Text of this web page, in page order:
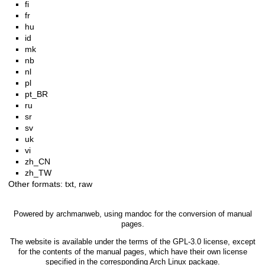
fi
fr
hu
id
mk
nb
nl
pl
pt_BR
ru
sr
sv
uk
vi
zh_CN
zh_TW
Other formats: txt raw
Powered by archmanweb, using mandoc for the conversion of manual
pages.
The website is available under the terms of the GPL-3.0license, except
for the contents of the manual pages, which have their own license
specified in the corresponding Arch Linux package.